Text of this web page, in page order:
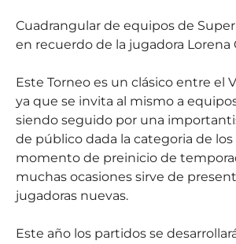
Cuadrangular de equipos de
en recuerdo de la jugadora Lorena
Este Torneo es un clásico entre el
ya que se invita al mismo a
siendo seguido por una
de público dada la categoria de
momento de preinicio de
muchas ocasiones sirve de
jugadoras nuevas.
Este año los partidos se